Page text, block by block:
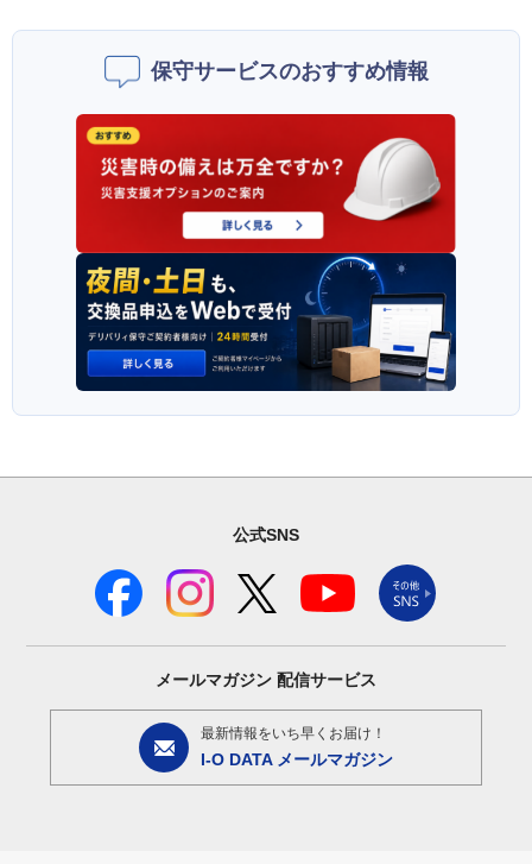
保守サービスのおすすめ情報
公式SNS
メールマガジン 配信サービス
最新情報をいち早くお届け！
I-O DATA メールマガジン